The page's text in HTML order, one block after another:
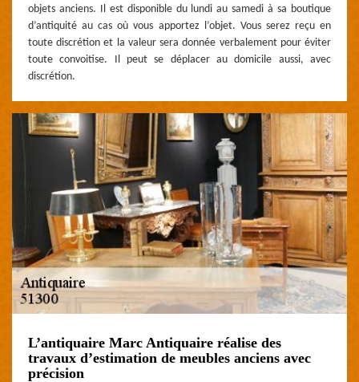
objets anciens. Il est disponible du lundi au samedi à sa boutique
d’antiquité au cas où vous apportez l’objet. Vous serez reçu en
toute discrétion et la valeur sera donnée verbalement pour éviter
toute convoitise. Il peut se déplacer au domicile aussi, avec
discrétion.
L’antiquaire Marc Antiquaire réalise des
travaux d’estimation de meubles anciens avec
précision